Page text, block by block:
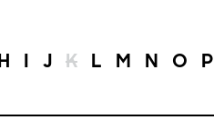
I J K L M N O P